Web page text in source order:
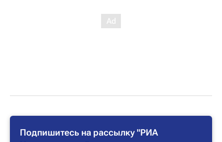
Подпишитесь на рассылку "РИА